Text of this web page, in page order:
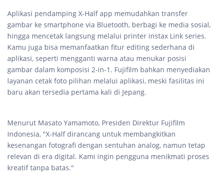
Aplikasi pendamping X-Half app memudahkan transfer
gambar ke smartphone via Bluetooth, berbagi ke media sosial,
hingga mencetak langsung melalui printer instax Link series.
Kamu juga bisa memanfaatkan fitur editing sederhana di
aplikasi, seperti mengganti warna atau menukar posisi
gambar dalam komposisi 2-in-1. Fujifilm bahkan menyediakan
layanan cetak foto pilihan melalui aplikasi, meski fasilitas ini
baru akan tersedia pertama kali di Jepang.
Menurut Masato Yamamoto, Presiden Direktur Fujifilm
Indonesia, "X-Half dirancang untuk membangkitkan
kesenangan fotografi dengan sentuhan analog, namun tetap
relevan di era digital. Kami ingin pengguna menikmati proses
kreatif tanpa batas."